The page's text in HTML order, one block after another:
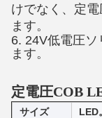
けでなく、定
ます。
6. 24V低電圧ソ
ます。
定電圧COB
サイズ LED。